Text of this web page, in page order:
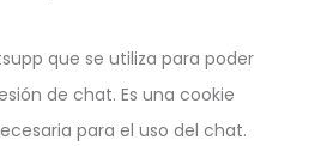
que se utiliza para poder
de chat. Es una cookie
para el uso del chat.